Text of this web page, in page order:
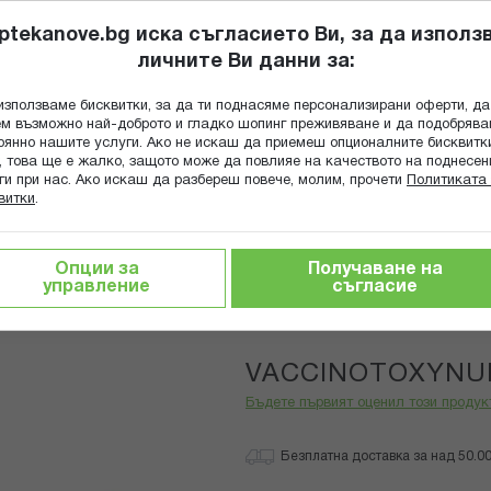
Търсене
ПОПИТАЙ
ГРИЖА ЗА МАЙКАТА И ДЕТЕТО ХРАНИТЕЛНИ ДОБАВКИ
Boiron
Бъдете първият оценил този
Безплатна доставка за над
иска съгласието Ви, за да
личните Ви данни за:
бисквитки, за да ти поднасяме персонализирани оферти, да
възможно най-доброто и гладко шопинг преживяване и да
нашите услуги. Ако не искаш да приемеш опционалните
това ще е жалко, защото може да повлияе на качеството на
при нас. Ако искаш да разбереш повече, молим, прочети
Политиката
.
Опции за
управление
Получаване на
съгласие